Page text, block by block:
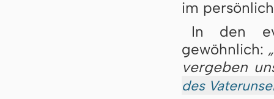
im
In den
gewöhnlich:
vergeben
des